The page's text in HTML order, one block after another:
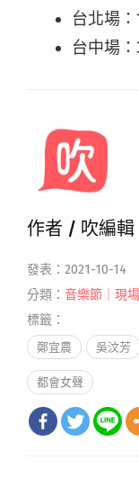
台北場
台中場
作者 / 吹編輯
發表：2021-10-14
分類： 音樂節｜現場
標籤：
鄭宜農 吳汶芳
都會女聲